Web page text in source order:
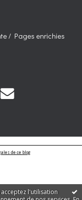
l'utilisation
/ Pages enrichies
de ce blog